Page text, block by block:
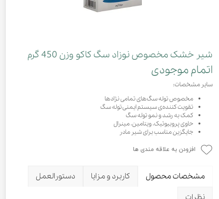
شیر خشک مخصوص نوزاد سگ کاکو وزن 450 گرم
اتمام موجودی
سایر مشخصات:
مخصوص توله سگ‌های تمامی نژادها
تقویت کننده‌ی سیستم ایمنی توله سگ
کمک به رشد و نمو توله سگ
حاوی پروبیوتیک، ویتامین، مینرال
جایگزین مناسب برای شیر مادر
افزودن به علاقه مندی ها
مشخصات محصول کاربرد و مزایا
دستورالعمل